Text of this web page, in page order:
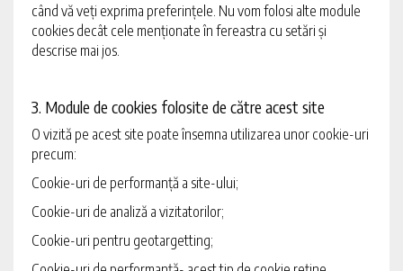
când vă veți exprima preferințele. Nu vom folosi alte module
cookies decât cele menționate în fereastra cu setări și
descrise mai jos.
3. Module de cookies folosite de către acest site
O vizită pe acest site poate însemna utilizarea unor cookie-uri
precum:
Cookie-uri de performanță a site-ului;
Cookie-uri de analiză a vizitatorilor;
Cookie-uri pentru geotargetting;